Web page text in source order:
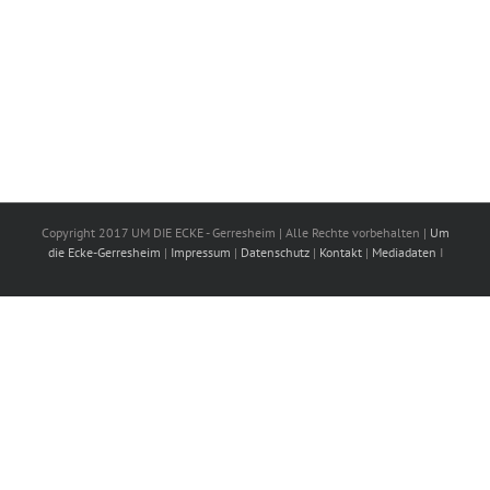
Copyright 2017 UM DIE ECKE - Gerresheim | Alle Rechte vorbehalten | Um
die Ecke-Gerresheim | Impressum | Datenschutz| Kontakt| Mediadaten I